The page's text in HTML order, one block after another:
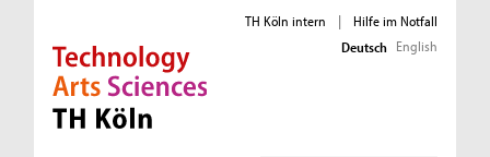
Direkt zur Hauptnavigation
Direkt zur Subnavigation
Direkt zum Inhalt
Direkt zum Fußbereich
TH Köln intern |
Hilfe im Notfall
Deutsch English